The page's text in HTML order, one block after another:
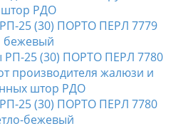
25 (30) ПОРТО ПЕРЛ 7779
бежевый
25 (30) ПОРТО ПЕРЛ 7780
бежевый